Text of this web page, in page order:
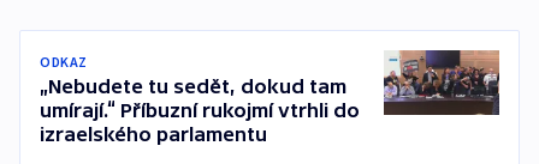
ODKAZ
„Nebudete tu sedět, dokud tam
umírají.“ Příbuzní rukojmí vtrhli do
izraelského parlamentu